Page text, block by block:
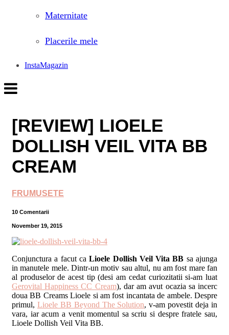
Maternitate
Placerile mele
InstaMagazin
[REVIEW] LIOELE
DOLLISH VEIL VITA BB
CREAM
FRUMUSETE
10 Comentarii
November 19, 2015
Conjunctura a facut caLioele Dollish Veil Vita BB sa ajunga
in manutele mele. Dintr-un motiv sau altul, nu am fost mare fan
al produselor de acest tip (desi am cedat curiozitatii si-am luat
Gerovital Happiness CC Cream), dar am avut ocazia sa incerc
doua BB Creams Lioele si am fost incantata de ambele. Despre
primul, Lioele BB Beyond The Solution, v-am povestit deja in
vara, iar acum a venit momentul sa scriu si despre fratele sau,
Lioele Dollish Veil Vita BB.